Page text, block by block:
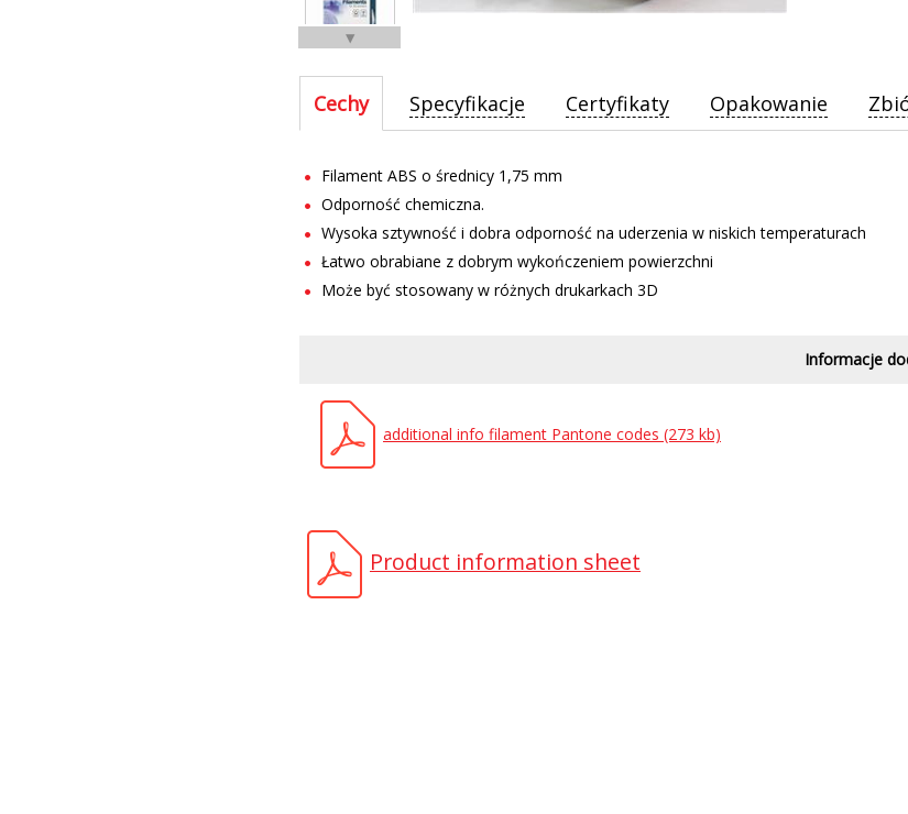
▼
Cechy Specyfikacje Certyfikaty Opakowanie
Filament ABS o średnicy 1,75 mm
Odporność chemiczna.
Wysoka sztywność i dobra odporność na uderzenia w niskich temperaturach
Łatwo obrabiane z dobrym wykończeniem powierzchni
Może być stosowany w różnych drukarkach 3D
Informacje
additional info filament Pantone codes (273 kb)
Product information sheet